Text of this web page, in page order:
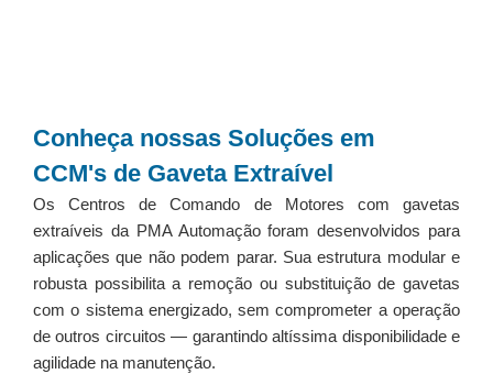
Conheça nossas Soluções em
CCM's de Gaveta Extraível
Os Centros de Comando de Motores com gavetas
extraíveis da PMA Automação foram desenvolvidos para
aplicações que não podem parar. Sua estrutura modular e
robusta possibilita a remoção ou substituição de gavetas
com o sistema energizado, sem comprometer a operação
de outros circuitos — garantindo altíssima disponibilidade e
agilidade na manutenção.